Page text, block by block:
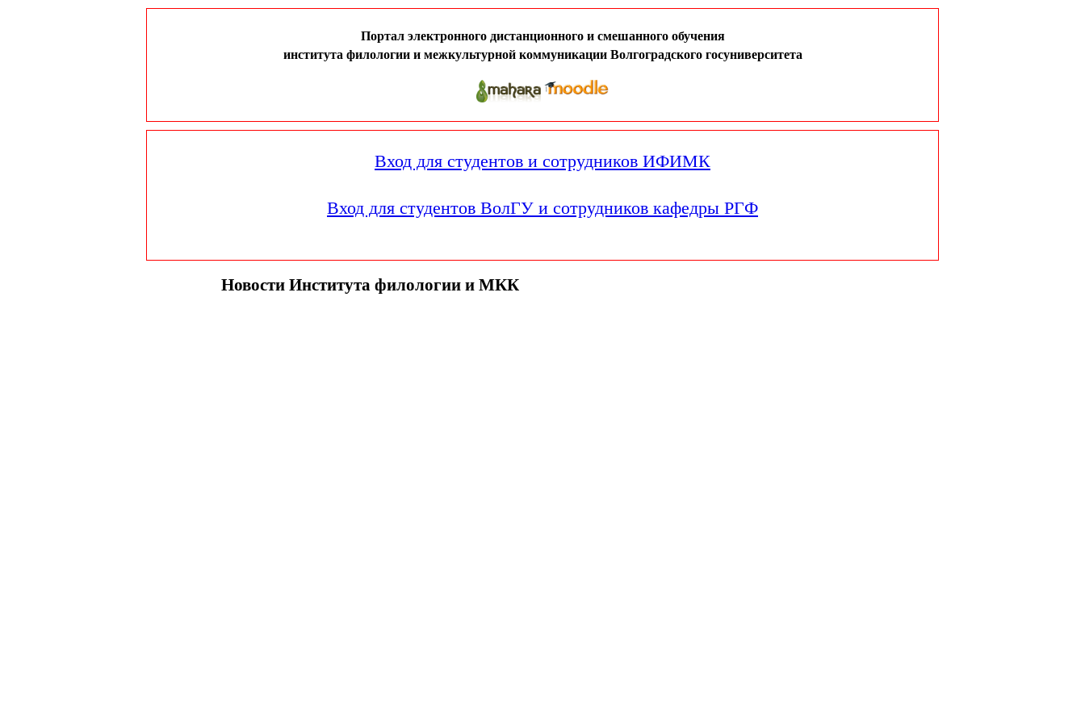
Портал электронного дистанционного и смешанного обучения
института филологии и межкультурной коммуникации Волгоградского госуниверситета
Вход для студентов и сотрудников ИФИМК
Вход для студентов ВолГУ и сотрудников кафедры РГФ
Новости Института филологии и МКК